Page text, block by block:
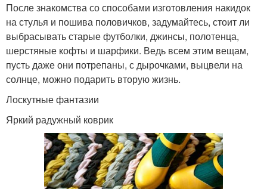
После знакомства со способами изготовления накидок
на стулья и пошива половичков, задумайтесь, стоит ли
выбрасывать старые футболки, джинсы, полотенца,
шерстяные кофты и шарфики. Ведь всем этим вещам,
пусть даже они потрепаны, с дырочками, выцвели на
солнце, можно подарить вторую жизнь.
Лоскутные фантазии
Яркий радужный коврик